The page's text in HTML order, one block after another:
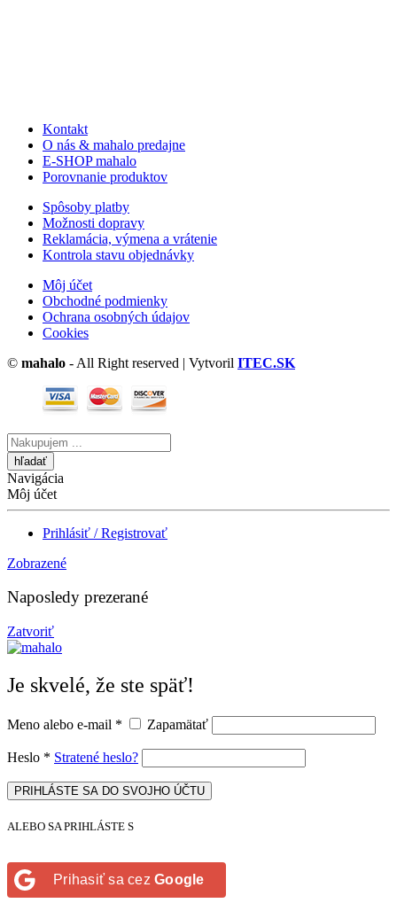
Kontakt
O nás & mahalo predajne
E-SHOP mahalo
Porovnanie produktov
Spôsoby platby
Možnosti dopravy
Reklamácia, výmena a vrátenie
Kontrola stavu objednávky
Môj účet
Obchodné podmienky
Ochrana osobných údajov
Cookies
© mahalo - All Right reserved | Vytvoril ITEC.SK
Vyhľadávanie
tu
Navigácia
Môj účet
Prihlásiť / Registrovať
Zobrazené
Naposledy prezerané
Zatvoriť
Je skvelé, že ste späť!
Meno alebo e-mail * Zapamätať
Heslo * Stratené heslo?
PRIHLÁSTE SA DO SVOJHO ÚČTU
ALEBO SA PRIHLÁSTE S
Prihasiť sa cez Google